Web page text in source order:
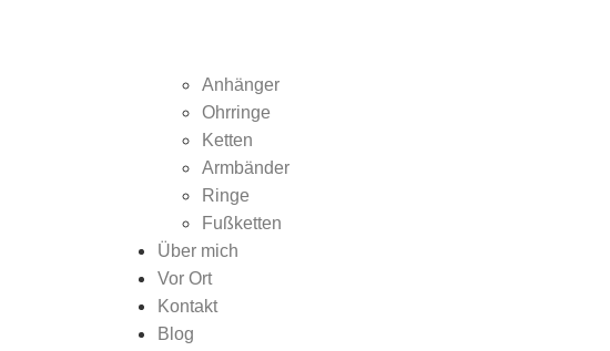
Anhänger
Ohrringe
Ketten
Armbänder
Ringe
Fußketten
Über mich
Vor Ort
Kontakt
Blog